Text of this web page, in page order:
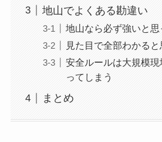
地山でよくある勘違い
地山なら必ず強いと思
見た目で全部わかると
安全ルールは大規模
ってしまう
まとめ